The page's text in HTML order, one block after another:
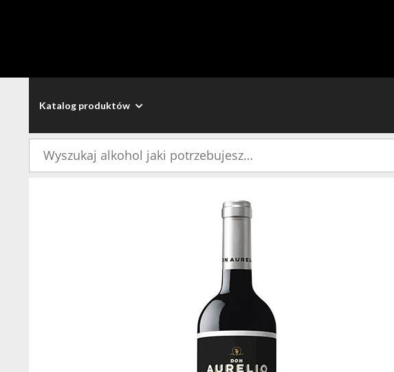
Katalog produktów